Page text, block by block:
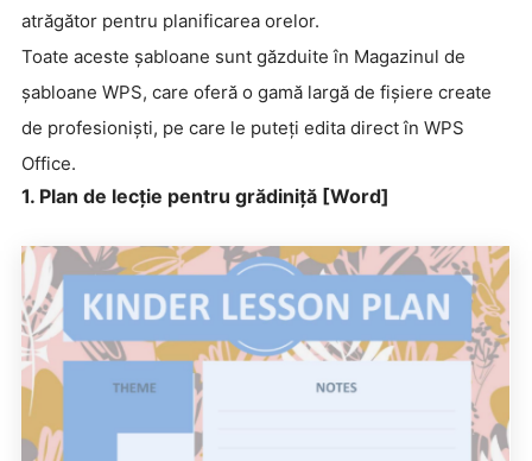
atrăgător pentru planificarea orelor.
Toate aceste șabloane sunt găzduite în Magazinul de
șabloane WPS, care oferă o gamă largă de fișiere create
de profesioniști, pe care le puteți edita direct în WPS
Office.
1. Plan de lecție pentru grădiniță [Word]